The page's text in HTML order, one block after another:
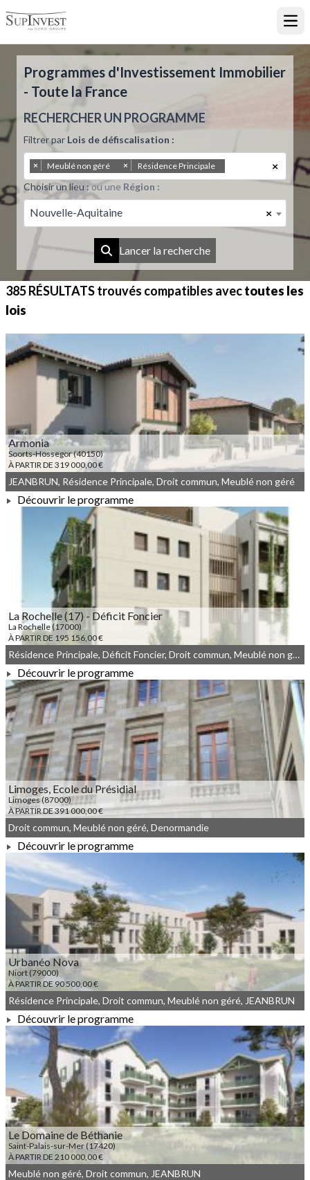
Programmes d'Investissement Immobilier
- Toute la France
RECHERCHER UN PROGRAMME
Filtrer par Lois de défiscalisation :
×
× Meublé non géré × Résidence Principale
Choisir un lieu :ou une Région :
×
Nouvelle-Aquitaine
Lancer la recherche
385 RÉSULTATStrouvés compatibles avectoutes les
lois
Armonia
Soorts-Hossegor (40150)
À PARTIR DE 319 000,00 €
À PARTIR DE 319 000,00 €
JEANBRUN, Résidence Principale, Droit commun, Meublé non géré
Découvrir le programme
La Rochelle (17) - Déficit Foncier
La Rochelle (17000)
À PARTIR DE 195 156,00 €
À PARTIR DE 195 156,00 €
Résidence Principale, Déficit Foncier, Droit commun, Meublé non géré
Découvrir le programme
Limoges, Ecole du Présidial
Limoges (87000)
À PARTIR DE 391 000,00 €
À PARTIR DE 391 000,00 €
Droit commun, Meublé non géré, Denormandie
Découvrir le programme
Urbanéo Nova
Niort (79000)
À PARTIR DE 90 500,00 €
À PARTIR DE 90 500,00 €
Résidence Principale, Droit commun, Meublé non géré, JEANBRUN
Découvrir le programme
Le Domaine de Béthanie
Saint-Palais-sur-Mer (17420)
À PARTIR DE 210 000,00 €
Meublé non géré, Droit commun, JEANBRUN